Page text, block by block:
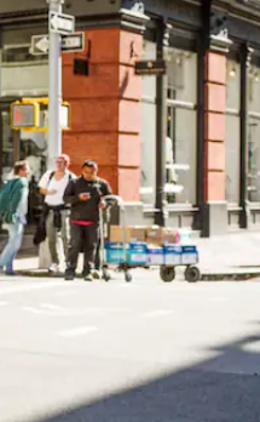
kao i dodirom ili prelaskom